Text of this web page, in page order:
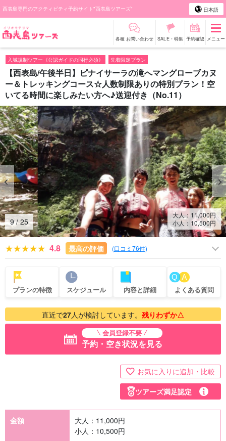
西表島専門のアクティビティ予約サイト"西表島ツアーズ" 日本語
各種 お問い合わせ SALE・特集 予約確認 メニュー
入域規制ツアー《公認ガイドの同行必須》 先着限定プラン
【西表島/午後半日】ピナイサーラの滝へマングローブカヌ
ー＆トレッキングコース☆人数制限ありの特別プラン！空
いてる時間に楽しみたい方へ♪送迎付き（No.11）
10 /25
大人： 11,000円
小人： 10,500円
4.8 最高の評価 (口コミ76件)
プランの特徴 スケジュール 内容と詳細 よくある質問
直近で27人が検討しています。 残りわずか△
会員登録不要
予約・空き状況を見る
お気に入りに追加・比較
ツアーズ満足認定
金額 大人： 11,000円
小人： 10,500円